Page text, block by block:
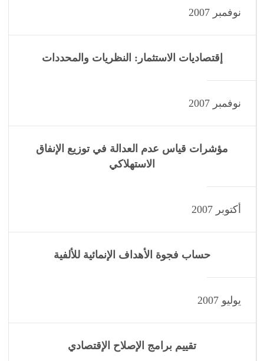
نوفمبر 2007
إقتصاديات الاستثمار: النظريات والمحددات
نوفمبر 2007
مؤشرات قياس عدم العدالة في توزيع الإنفاق
الاستهلاكي
أكتوبر 2007
حساب فجوة الأهداف الإنمائية للألفية
يوليو 2007
تقييم برامج الإصلاح الإقتصادي